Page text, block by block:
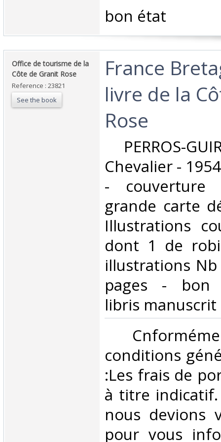
‎bon état ‎
‎Office de tourisme de la
Côte de Granit Rose‎
Reference : 23821
See the book
‎France
livre de la
Rose‎
PERROS-
Chevalier -
-
grande carte
Illustrations
dont 1 de
illustrations
pages - bon
libris manuscrit‎
conditions
:Les frais de
à titre
nous devions
pour vous